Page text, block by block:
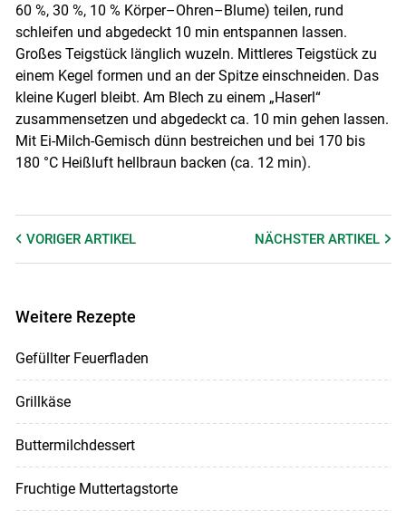
60 %, 30 %, 10 % Körper–Ohren–Blume) teilen, rund
schleifen und abgedeckt 10 min entspannen lassen.
Großes Teigstück länglich wuzeln. Mittleres Teigstück zu
einem Kegel formen und an der Spitze einschneiden. Das
kleine Kugerl bleibt. Am Blech zu einem „Haserl“
zusammensetzen und abgedeckt ca. 10 min gehen lassen.
Mit Ei-Milch-Gemisch dünn bestreichen und bei 170 bis
180 °C Heißluft hellbraun backen (ca. 12 min).
VORIGER ARTIKEL NÄCHSTERARTIKEL
Weitere Rezepte
Gefüllter Feuerfladen
Grillkäse
Buttermilchdessert
Fruchtige Muttertagstorte